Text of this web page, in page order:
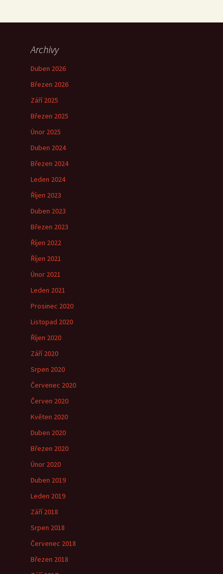
Archivy
Duben 2026
Březen 2026
Září 2025
Březen 2025
Únor 2025
Duben 2024
Březen 2024
Leden 2024
Říjen 2023
Duben 2023
Březen 2023
Říjen 2022
Říjen 2021
Únor 2021
Leden 2021
Prosinec 2020
Listopad 2020
Říjen 2020
Září 2020
Srpen 2020
Červenec 2020
Červen 2020
Květen 2020
Duben 2020
Březen 2020
Únor 2020
Duben 2019
Leden 2019
Září 2018
Srpen 2018
Červenec 2018
Březen 2018